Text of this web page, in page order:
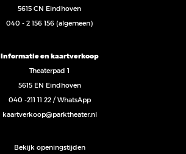
5615 CN Eindhoven
040 - 2 156 156 (algemeen)
Informatie en kaartverkoop
Theaterpad 1
5615 EN Eindhoven
040 -211 11 22/WhatsApp
kaartverkoop@parktheater.nl
Bekijk openingstijden